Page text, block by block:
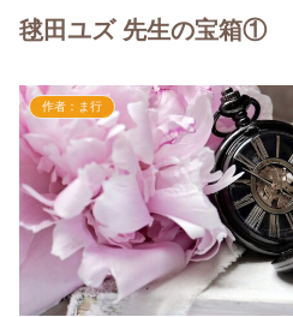
毬田ユズ 先生の宝箱①
作者：ま行